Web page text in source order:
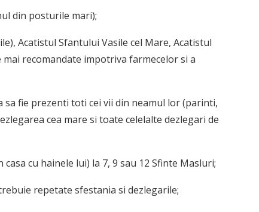
din posturile mari);
Acatistul Sfantului Vasile cel Mare, Acatistul
recomandate impotriva farmecelor si a
sa fie prezenti toti cei vii din neamul lor (parinti,
cea mare si toate celelalte dezlegari de
cu hainele lui) la 7, 9 sau 12 Sfinte Masluri;
repetate sfestania si dezlegarile;